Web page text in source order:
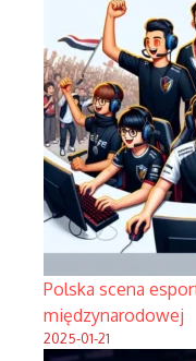
Polska scena
międzynarodowej
2025-01-21